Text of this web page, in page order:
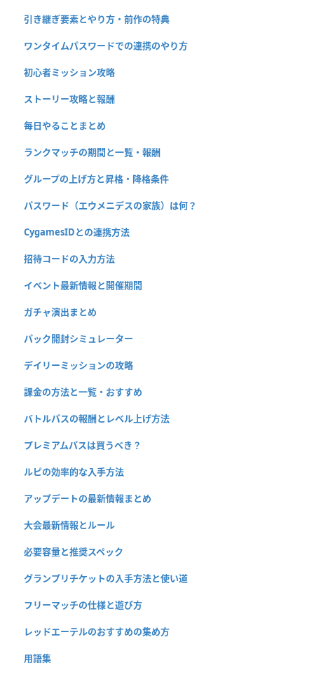
引き継ぎ要素とやり方・前作の特典
ワンタイムパスワードでの連携のやり方
初心者ミッション攻略
ストーリー攻略と報酬
毎日やることまとめ
ランクマッチの期間と一覧・報酬
グループの上げ方と昇格・降格条件
パスワード（エウメニデスの家族）は何？
CygamesIDとの連携方法
招待コードの入力方法
イベント最新情報と開催期間
ガチャ演出まとめ
パック開封シミュレーター
デイリーミッションの攻略
課金の方法と一覧・おすすめ
バトルパスの報酬とレベル上げ方法
プレミアムパスは買うべき？
ルピの効率的な入手方法
アップデートの最新情報まとめ
大会最新情報とルール
必要容量と推奨スペック
グランプリチケットの入手方法と使い道
フリーマッチの仕様と遊び方
レッドエーテルのおすすめの集め方
用語集